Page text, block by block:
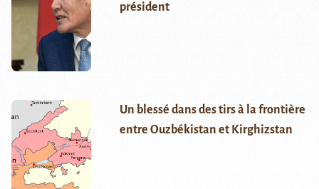
président
Un blessé dans des tirs à la frontière
entre Ouzbékistan et Kirghizstan